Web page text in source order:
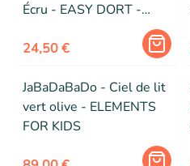
Écru - EASY DORT -
Draps housse - Beige -
Bébé - Mixte
24,50 €
JaBaDaBaDo - Ciel de lit
vert olive - ELEMENTS
FOR KIDS